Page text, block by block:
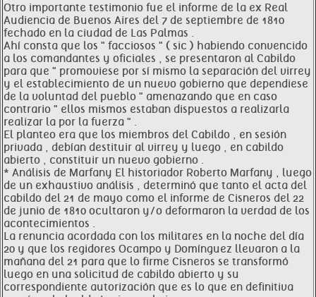
Otro importante testimonio fue el informe de la ex Real
Audiencia de Buenos Aires del 7 de septiembre de 1810
fechado en la ciudad de Las Palmas .
Ahí consta que los " facciosos " ( sic ) habiendo convencido
a los comandantes y oficiales , se presentaron al Cabildo
para que " promoviese por sí mismo la separación del virrey
y el establecimiento de un nuevo gobierno que dependiese
de la voluntad del pueblo " amenazando que en caso
contrario " ellos mismos estaban dispuestos a realizarla
realizar la por la fuerza " .
El planteo era que los miembros del Cabildo , en sesión
privada , debían destituir al virrey y luego , en cabildo
abierto , constituir un nuevo gobierno .
* Análisis de Marfany El historiador Roberto Marfany , luego
de un exhaustivo análisis , determinó que tanto el acta del
cabildo del 21 de mayo como el informe de Cisneros del 22
de junio de 1810 ocultaron y/o deformaron la verdad de los
acontecimientos .
La renuncia acordada con los militares en la noche del día
20 y que los regidores Ocampo y Domínguez llevaron a la
mañana del 21 para que lo firme Cisneros se transformó
luego en una solicitud de cabildo abierto y su
correspondiente autorización que es lo que en definitiva